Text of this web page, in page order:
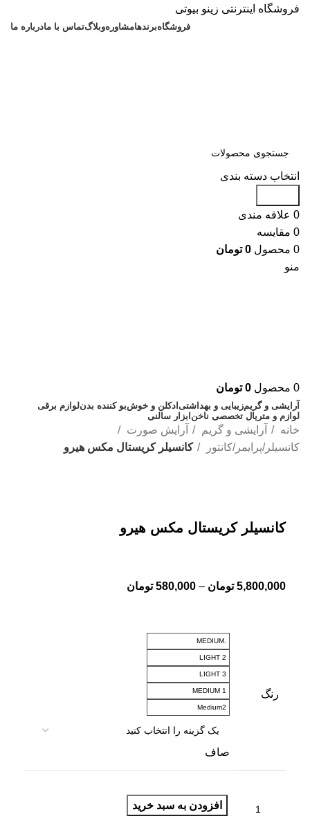
فروشگاه اینترنتی زینو بیوتی
فروشگاهبرندهامشاورهوبلاگتماس با مادرباره ما
انتخاب دسته بندی
0 علاقه مندی
0 مقایسه
0 محصول 0 تومان
منو
0 محصول 0 تومان
آرایشی و گریمزیبایی و بهداشتی ادکلن و خوش‌بو کننده بدنلوازم برقی
لوازم و متریال تخصصی ناخن ابزار سالنی
خانه آرایشی و گریم
آرایش صورت
کانسیلر/پرایمر/کانتور
کانسیلر کریستال مکس هیرو
کانسیلر کریستال مکس هیرو
5,800,000 تومان –
580,000 تومان
رنگ
.MEDIUM
LIGHT 2
LIGHT 3
MEDIUM 1
Medium2
صاف
افزودن به سبد خرید